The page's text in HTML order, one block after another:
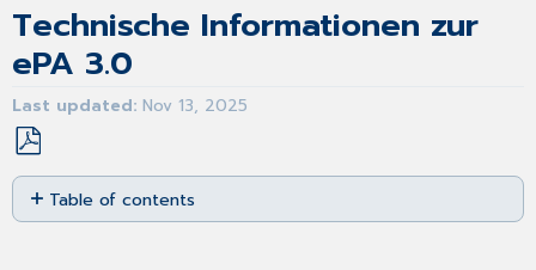
Technische Informationen zur
ePA 3.0
Last updated Nov 13, 2025
Save
as
PDF
Table of contents
No